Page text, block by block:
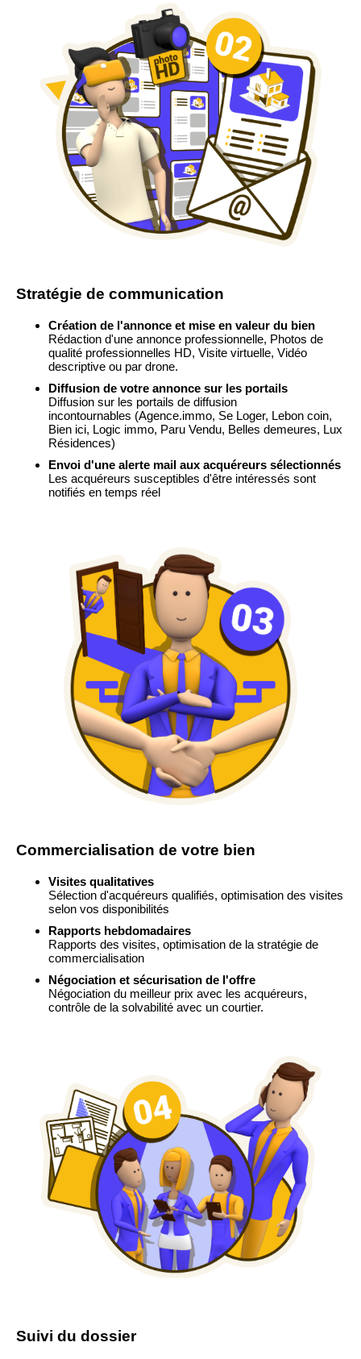
Stratégie de communication
Création de l'annonce et mise en valeur du bien
Rédaction d'une annonce professionnelle, Photos de
qualité professionnelles HD, Visite virtuelle, Vidéo
descriptive ou par drone.
Diffusion de votre annonce sur les portails
Diffusion sur les portails de diffusion
incontournables (Agence.immo, Se Loger, Lebon coin,
Bien ici, Logic immo, Paru Vendu, Belles demeures, Lux
Résidences)
Envoi d'une alerte mail aux acquéreurs sélectionnés
Les acquéreurs susceptibles d'être intéressés sont
notifiés en temps réel
Commercialisation de votre bien
Visites qualitatives
Sélection d'acquéreurs qualifiés, optimisation des visites
selon vos disponibilités
Rapports hebdomadaires
Rapports des visites, optimisation de la stratégie de
commercialisation
Négociation et sécurisation de l'offre
Négociation du meilleur prix avec les acquéreurs,
contrôle de la solvabilité avec un courtier.
Suivi du dossier